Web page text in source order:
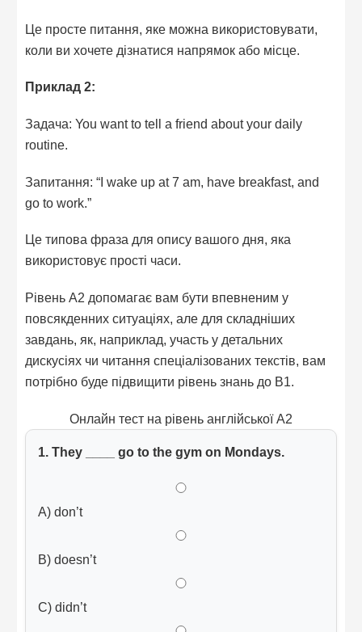
Це просте питання, яке можна використовувати,
коли ви хочете дізнатися напрямок або місце.
Приклад 2:
Задача: You want to tell a friend about your daily
routine.
Запитання: “I wake up at 7 am, have breakfast, and
go to work.”
Це типова фраза для опису вашого дня, яка
використовує прості часи.
Рівень A2 допомагає вам бути впевненим у
повсякденних ситуаціях, але для складніших
завдань, як, наприклад, участь у детальних
дискусіях чи читання спеціалізованих текстів, вам
потрібно буде підвищити рівень знань до B1.
Онлайн тест на рівень англійської A2
1. They ____ go to the gym on Mondays.
A) don’t
B) doesn’t
C) didn’t